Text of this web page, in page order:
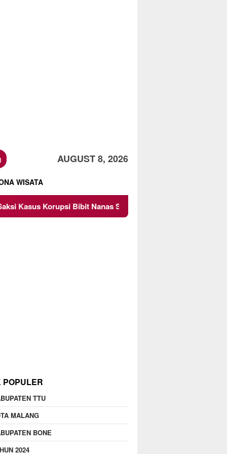
AUGUST 8, 2026
WISATA
Bibit Nanas Sulsel Rp 52,4 Miliar
POPULER
TTU
MALANG
BONE
2024